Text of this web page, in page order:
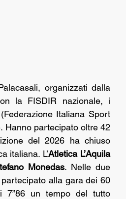
organizzati dalla
(Federazione Italiana Sport
Hanno partecipato oltre 42
del 2026 ha chiuso
italiana. L’
Atletica L’Aquila
Monedas. Nelle due
alla gara dei 60
7”86 un tempo del tutto